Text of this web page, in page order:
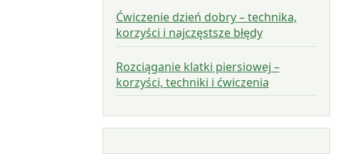
Ćwiczenie dzień dobry – technika,
korzyści i najczęstsze błędy
Rozciąganie klatki piersiowej –
korzyści, techniki i ćwiczenia